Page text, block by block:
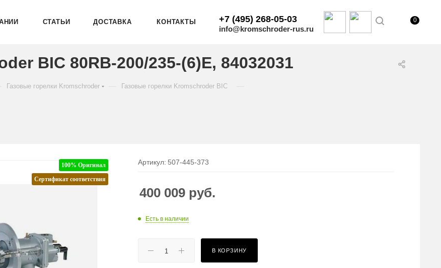
СТАТЬИ ДОСТАВКА КОНТАКТЫ +7 (495) 268-05-03
info@kromschroder-rus.ru
0
BIC 80RB-200/235-(6)E, 84032031
Газовые горелки Kromschroder Газовые горелки Kromschroder BIC
100% Оригинал
Сертификат соответствия
Артикул: 507-445-373
400 009 руб.
Есть в наличии
В КОРЗИНУ